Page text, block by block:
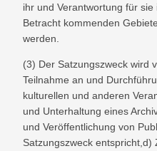
ihr und Verantwortung für sie
Betracht kommenden
werden.
(3) Der Satzungszweck wird
Teilnahme an und
kulturellen und anderen
und Unterhaltung eines
und Veröffentlichung von
Satzungszweck